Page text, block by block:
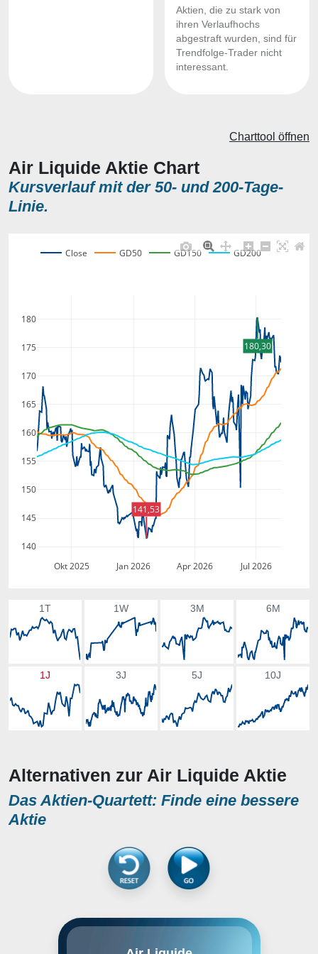
Aktien, die zu stark von
ihren Verlaufhochs
abgestraft wurden, sind für
Trendfolge-Trader nicht
interessant.
Air Liquide Aktie Chart
Kursverlauf mit der 50- und 200-Tage-
Linie.
Charttool öffnen
Okt 2025 Jan 2026 Apr 2026 Jul 2026
140
145
150
155
160
165
170
175
180
Close GD50 GD150 GD200
180,30
141,53
1T 1W 3M 6M
1J 3J 5J 10J
Alternativen zur Air Liquide Aktie
Das Aktien-Quartett: Finde eine bessere
Aktie